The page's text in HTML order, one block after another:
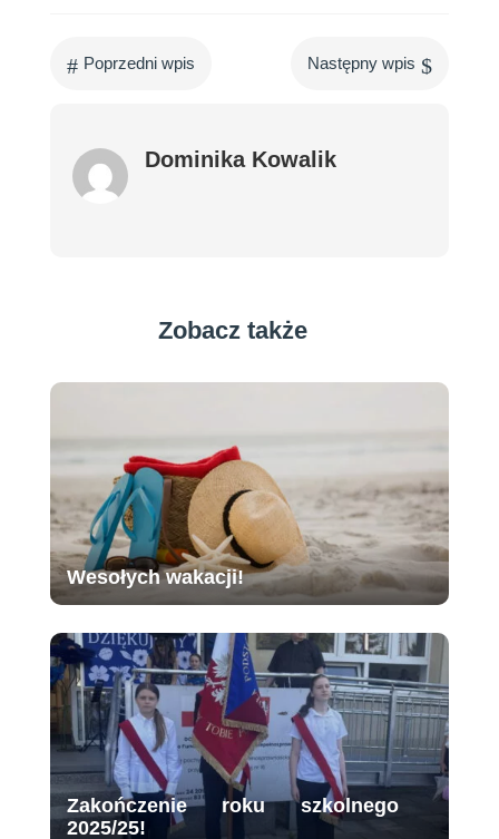
# Poprzedni wpis Następny wpis $
Dominika Kowalik
Zobacz także
Wesołych wakacji!
Zakończenie roku szkolnego
2025/25!